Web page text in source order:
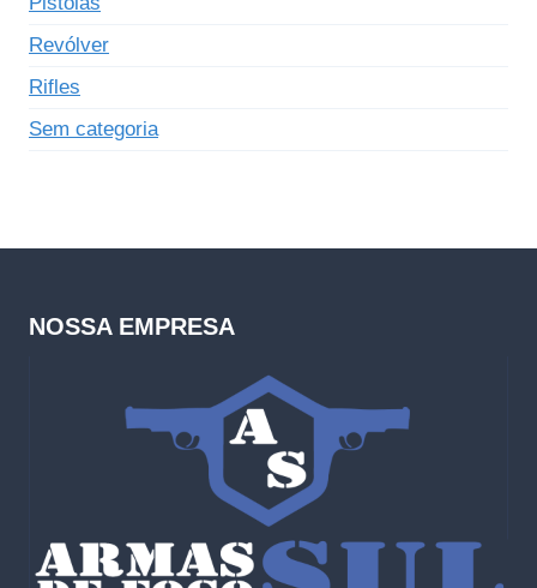
Revólver
Rifles
Sem categoria
NOSSA EMPRESA